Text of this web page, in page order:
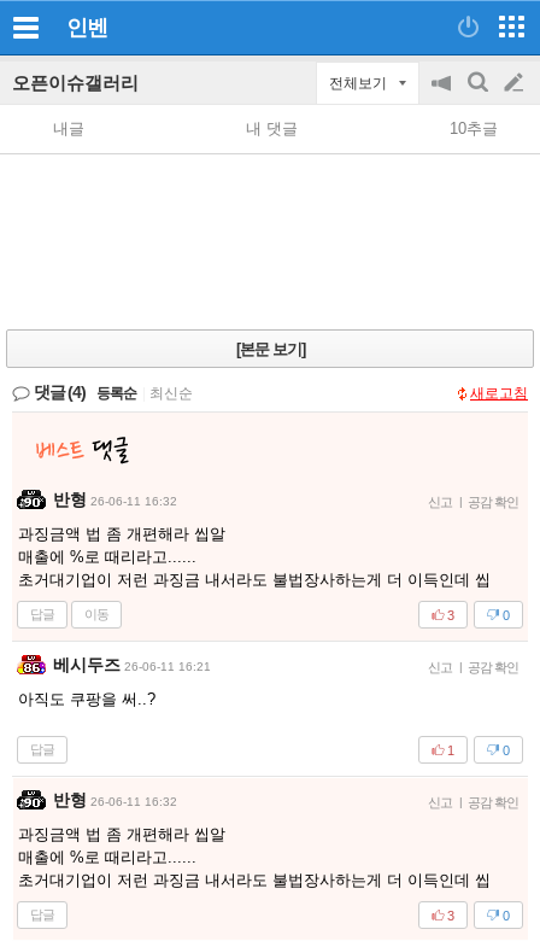
인벤
오픈이슈갤러리 전체보기
공
지
on/off
검
색
글
쓰
내글 내 댓글 10추글
[본문 보기]
댓글(4) 등록순 최신순 새로고침
반형 26-06-11 16:32 신고 | 공감 확인
과징금액 법 좀 개편해라 씹알
매출에 %로 때리라고......
초거대기업이 저런 과징금 내서라도 불법장사하는게 더 이득인데 씹
답글 이동 0
3
베시두즈 26-06-11 16:21 신고 | 공감 확인
아직도 쿠팡을 써..?
답글 0
1
반형 26-06-11 16:32 신고 | 공감 확인
과징금액 법 좀 개편해라 씹알
매출에 %로 때리라고......
초거대기업이 저런 과징금 내서라도 불법장사하는게 더 이득인데 씹
답글 0
3